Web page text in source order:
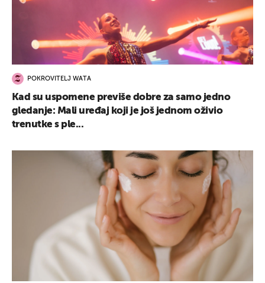
POKROVITELJ WATA
Kad su uspomene previše dobre za samo jedno
gledanje: Mali uređaj koji je još jednom oživio
trenutke s ple...